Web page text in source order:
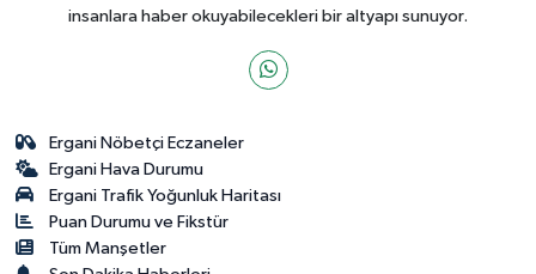
insanlara haber okuyabilecekleri bir altyapı sunuyor.
Ergani Nöbetçi Eczaneler
Ergani Hava Durumu
Ergani Trafik Yoğunluk Haritası
Puan Durumu ve Fikstür
Tüm Manşetler